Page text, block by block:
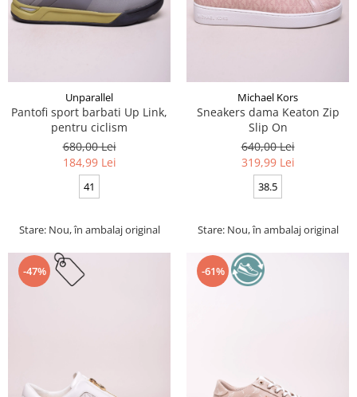
Unparallel
Pantofi sport barbati Up Link,
pentru ciclism
680,00 Lei
184,99 Lei
41
Stare: Nou, în ambalaj original
Michael Kors
Sneakers dama Keaton Zip
Slip On
640,00 Lei
319,99 Lei
38.5
Stare: Nou, în ambalaj original
-47% -61%